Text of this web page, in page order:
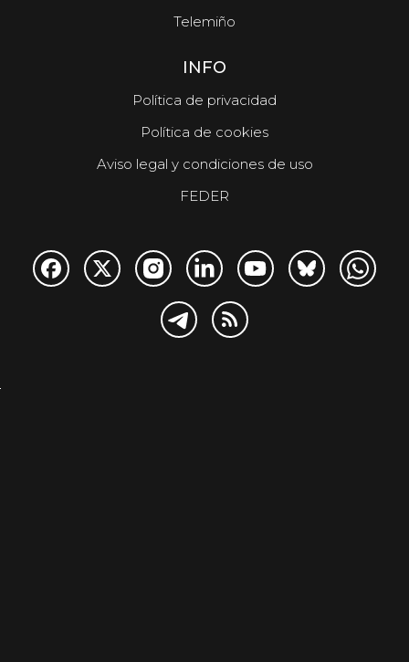
Telemiño
INFO
Política de privacidad
Política de cookies
Aviso legal y condiciones de uso
FEDER